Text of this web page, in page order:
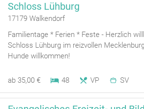
Schloss Lühburg
17179 Walkendorf
Familientage * Ferien * Feste - Herzlich
Schloss Lühburg im reizvollen
Hunde willkommen!
ab 35,00 € 48 VP SV